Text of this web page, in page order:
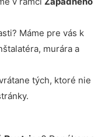
Máme pre vás k
murára a
tých, ktoré nie